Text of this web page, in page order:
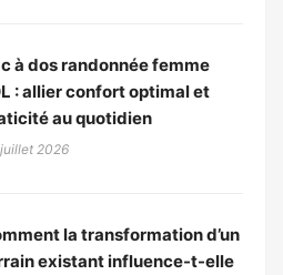
à dos randonnée femme
: allier confort optimal et
au quotidien
2026
la transformation d’un
existant influence-t-elle